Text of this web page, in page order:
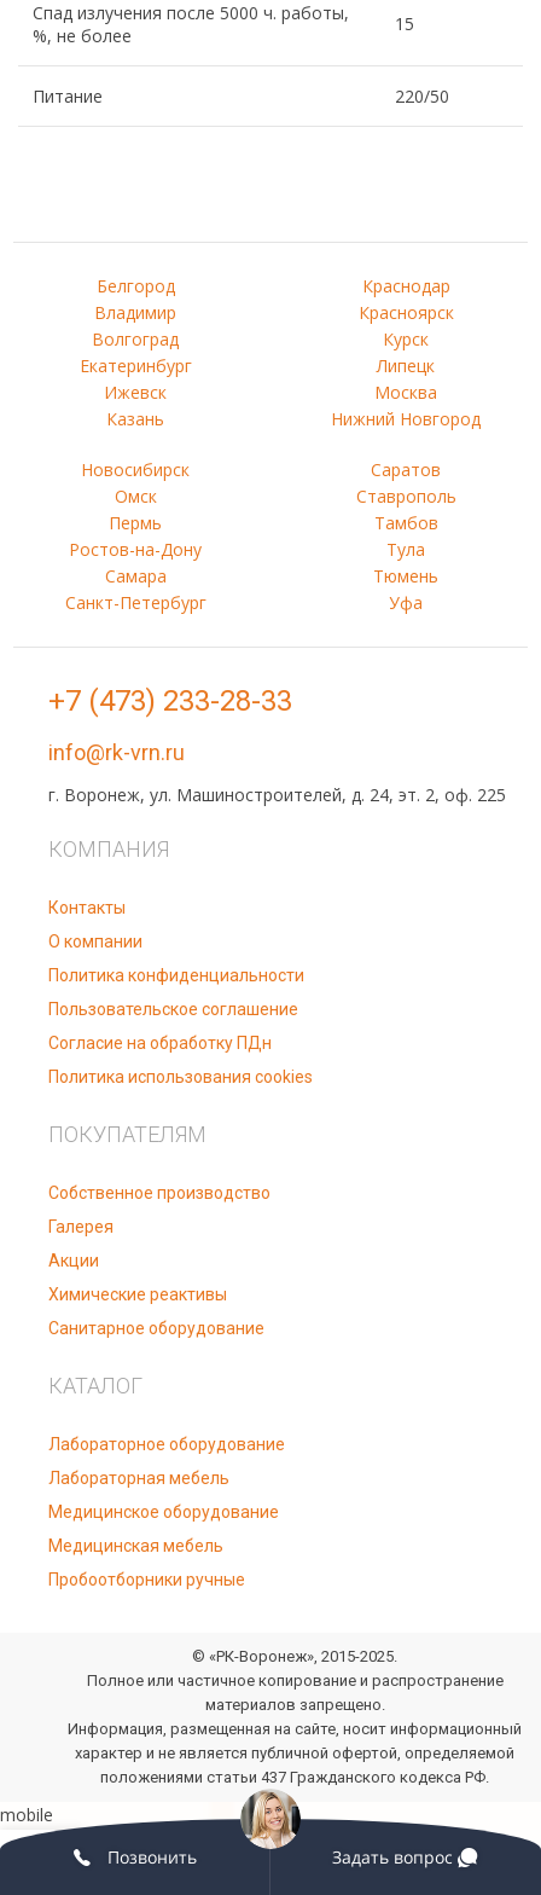
Спад излучения после 5000 ч. работы,
%, не более
15
Питание 220/50
Белгород
Владимир
Волгоград
Екатеринбург
Ижевск
Казань
Краснодар
Красноярск
Курск
Липецк
Москва
Нижний Новгород
Новосибирск
Омск
Пермь
Ростов-на-Дону
Самара
Санкт-Петербург
Саратов
Ставрополь
Тамбов
Тула
Тюмень
Уфа
+7 (473) 233-28-33
info@rk-vrn.ru
г. Воронеж, ул. Машиностроителей, д. 24, эт. 2, оф. 225
КОМПАНИЯ
Контакты
О компании
Политика конфиденциальности
Пользовательское соглашение
Согласие на обработку ПДн
Политика использования cookies
ПОКУПАТЕЛЯМ
Собственное производство
Галерея
Акции
Химические реактивы
Санитарное оборудование
КАТАЛОГ
Лабораторное оборудование
Лабораторная мебель
Медицинское оборудование
Медицинская мебель
Пробоотборники ручные
© «РК-Воронеж», 2015-2025.
Полное или частичное копирование и распространение
материалов запрещено.
Информация, размещенная на сайте, носит информационный
характер и не является публичной офертой, определяемой
положениями статьи 437 Гражданского кодекса РФ.
Позвонить Задать вопрос